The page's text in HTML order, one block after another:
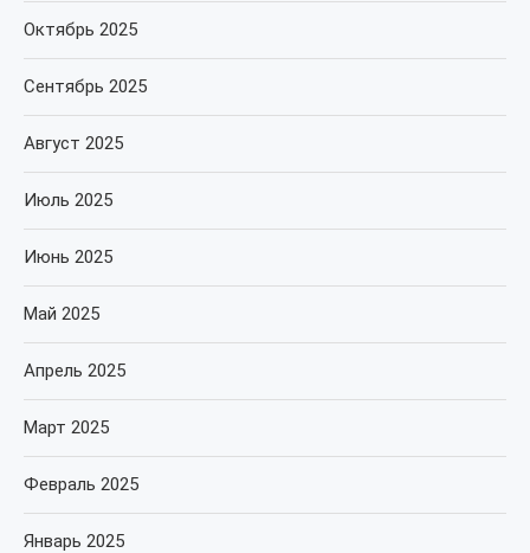
Октябрь 2025
Сентябрь 2025
Август 2025
Июль 2025
Июнь 2025
Май 2025
Апрель 2025
Март 2025
Февраль 2025
Январь 2025